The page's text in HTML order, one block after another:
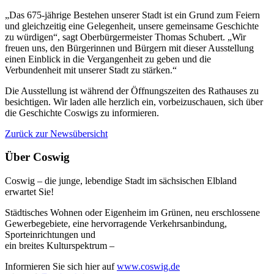
„Das 675-jährige Bestehen unserer Stadt ist ein Grund zum Feiern
und gleichzeitig eine Gelegenheit, unsere gemeinsame Geschichte
zu würdigen“, sagt Oberbürgermeister Thomas Schubert. „Wir
freuen uns, den Bürgerinnen und Bürgern mit dieser Ausstellung
einen Einblick in die Vergangenheit zu geben und die
Verbundenheit mit unserer Stadt zu stärken.“
Die Ausstellung ist während der Öffnungszeiten des Rathauses zu
besichtigen. Wir laden alle herzlich ein, vorbeizuschauen, sich über
die Geschichte Coswigs zu informieren.
Zurück zur Newsübersicht
Über Coswig
Coswig – die junge, lebendige Stadt im sächsischen Elbland
erwartet Sie!
Städtisches Wohnen oder Eigenheim im Grünen, neu erschlossene
Gewerbegebiete, eine hervorragende Verkehrsanbindung,
Sporteinrichtungen und
ein breites Kulturspektrum –
Informieren Sie sich hier aufwww.coswig.de